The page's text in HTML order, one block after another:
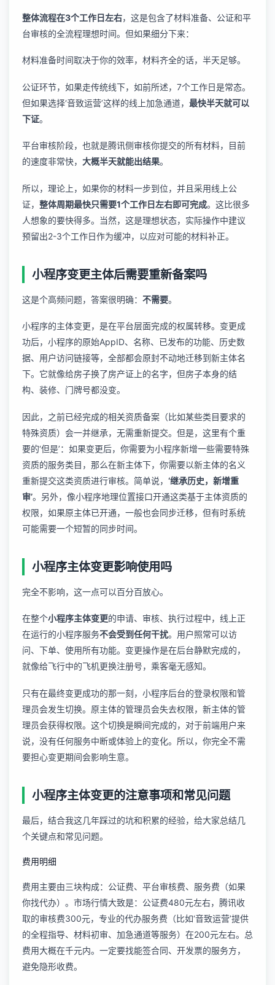
整体流程在3个工作日左右，这是包含了材料准备、公证和平
台审核的全流程理想时间。但如果细分下来：
材料准备时间取决于你的效率，材料齐全的话，半天足够。
公证环节，如果走传统线下，如前所述，7个工作日是常态。
但如果选择‘音致运营’这样的线上加急通道， 最快半天就可以
下证。
平台审核阶段，也就是腾讯侧审核你提交的所有材料，目前
的速度非常快， 大概半天就能出结果。
所以，理论上，如果你的材料一步到位，并且采用线上公
证， 整体周期最快只需要1个工作日左右即可完成。这比很多
人想象的要快得多。当然，这是理想状态，实际操作中建议
预留出2-3个工作日作为缓冲，以应对可能的材料补正。
小程序变更主体后需要重新备案吗
这是个高频问题，答案很明确： 不需要。
小程序的主体变更，是在平台层面完成的权属转移。变更成
功后，小程序的原始AppID、名称、已发布的功能、历史数
据、用户访问链接等，全部都会原封不动地迁移到新主体名
下。它就像给房子换了房产证上的名字，但房子本身的结
构、装修、门牌号都没变。
因此，之前已经完成的相关资质备案（比如某些类目要求的
特殊资质）会一并继承，无需重新提交。但是，这里有个重
要的‘但是’：如果变更后，你需要为小程序新增一些需要特殊
资质的服务类目，那么在新主体下，你需要以新主体的名义
重新提交这类资质进行审核。简单说， ‘继承历史，新增重
审’。另外，像小程序地理位置接口开通这类基于主体资质的
权限，如果原主体已开通，一般也会同步迁移，但有时系统
可能需要一个短暂的同步时间。
小程序主体变更影响使用吗
完全不影响，这一点可以百分百放心。
在整个小程序主体变更的申请、审核、执行过程中，线上正
在运行的小程序服务不会受到任何干扰。用户照常可以访
问、下单、使用所有功能。变更操作是在后台静默完成的，
就像给飞行中的飞机更换注册号，乘客毫无感知。
只有在最终变更成功的那一刻，小程序后台的登录权限和管
理员会发生切换。原主体的管理员会失去权限，新主体的管
理员会获得权限。这个切换是瞬间完成的，对于前端用户来
说，没有任何服务中断或体验上的变化。所以，你完全不需
要担心变更期间会影响生意。
小程序主体变更的注意事项和常见问题
最后，结合我这几年踩过的坑和积累的经验，给大家总结几
个关键点和常见问题。
费用明细
费用主要由三块构成：公证费、平台审核费、服务费（如果
你找代办）。市场行情大致是：公证费480元左右，腾讯收
取的审核费300元，专业的代办服务费（比如‘音致运营’提供
的全程指导、材料初审、加急通道等服务）在200元左右。总
费用大概在千元内。一定要找能签合同、开发票的服务方，
避免隐形收费。